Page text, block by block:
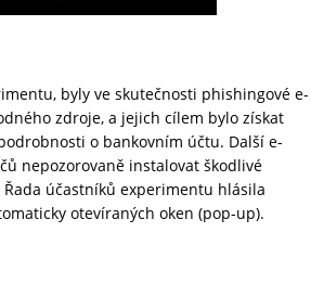
byly ve skutečnosti phishingové e-
zdroje, a jejich cílem bylo získat
o bankovním účtu. Další e-
nepozorovaně instalovat škodlivé
účastníků experimentu hlásila
otevíraných oken (pop-up).